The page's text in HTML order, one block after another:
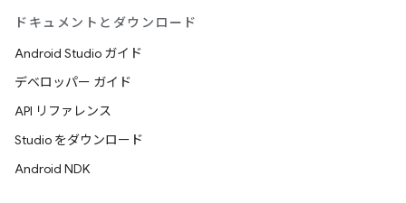
ドキュメントとダウンロード
Android Studio ガイド
デベロッパー ガイド
API リファレンス
Studio をダウンロード
Android NDK